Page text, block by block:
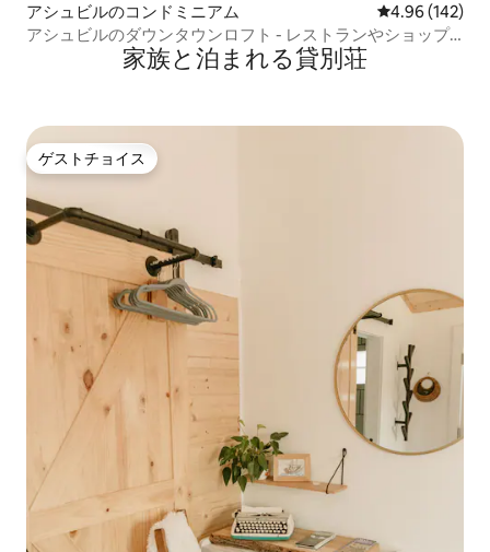
アシュビルのコンドミニアム レビュー142
4.96 (142)
アシュビルのダウンタウンロフト - レストランやショップ
まで徒歩圏内家族と泊まれる貸別荘
ゲストチョイス
ゲストチョイス